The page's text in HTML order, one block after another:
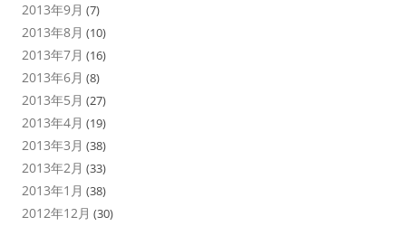
2013年9月 (7)
2013年8月 (10)
2013年7月 (16)
2013年6月 (8)
2013年5月 (27)
2013年4月 (19)
2013年3月 (38)
2013年2月 (33)
2013年1月 (38)
2012年12月 (30)